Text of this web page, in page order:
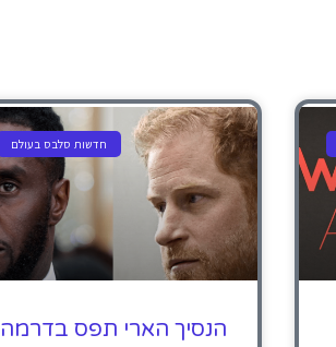
חדשות סלבס בעולם
הנסיך הארי תפס בדרמה